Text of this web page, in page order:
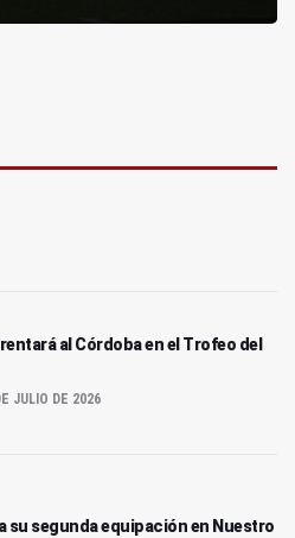
al Córdoba en el Trofeo del
JULIO DE 2026
su segunda equipación en Nuestro